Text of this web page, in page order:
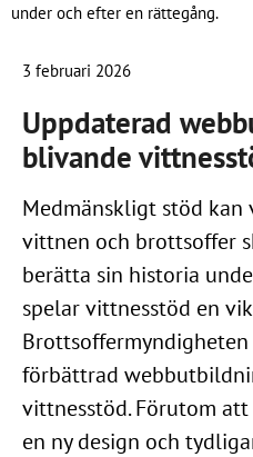
under och efter en rättegång.
3 februari 2026
Uppdaterad
blivande
Medmänskligt stöd
vittnen och brottsoffer
berätta sin historia
spelar vittnesstöd en
förbättrad
vittnesstöd. Förutom
en ny design och